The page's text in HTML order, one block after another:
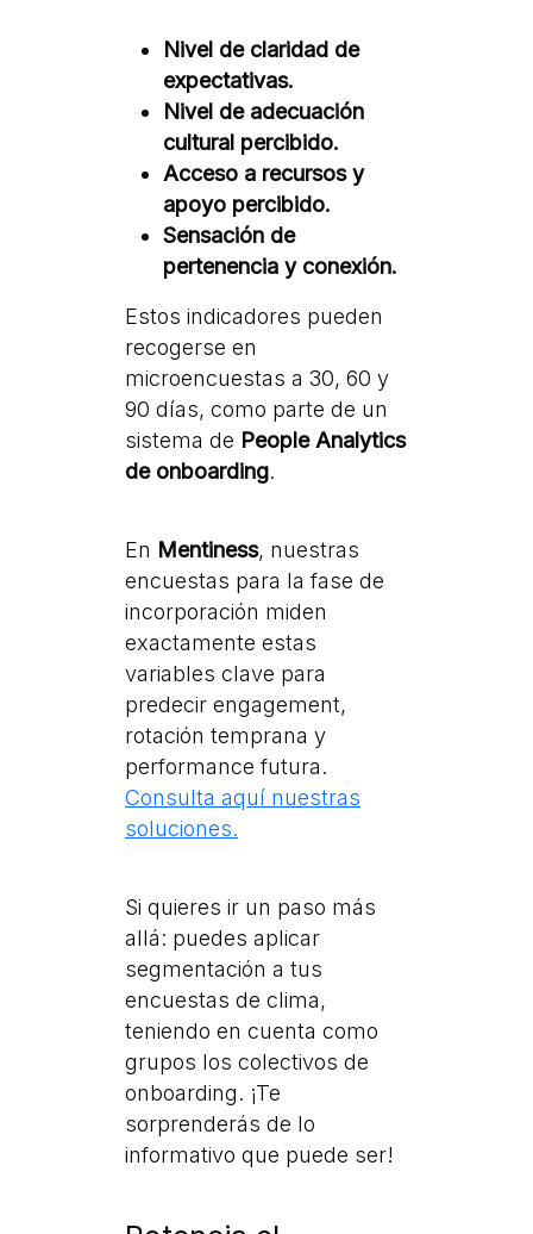
Nivel de claridad de
expectativas.
Nivel de adecuación
cultural percibido.
Acceso a recursos y
apoyo percibido.
Sensación de
pertenencia y conexión.
Estos indicadores pueden
recogerse en
microencuestas a 30, 60 y
90 días, como parte de un
sistema de People Analytics
de onboarding.
En Mentiness, nuestras
encuestas para la fase de
incorporación miden
exactamente estas
variables clave para
predecir engagement,
rotación temprana y
performance futura.
Consulta aquí nuestras
soluciones.
Si quieres ir un paso más
allá: puedes aplicar
segmentación a tus
encuestas de clima,
teniendo en cuenta como
grupos los colectivos de
onboarding. ¡Te
sorprenderás de lo
informativo que puede ser!